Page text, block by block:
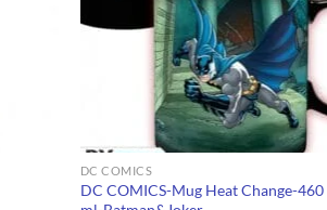
DC COMICS
DC COMICS-Mug Heat Change-460